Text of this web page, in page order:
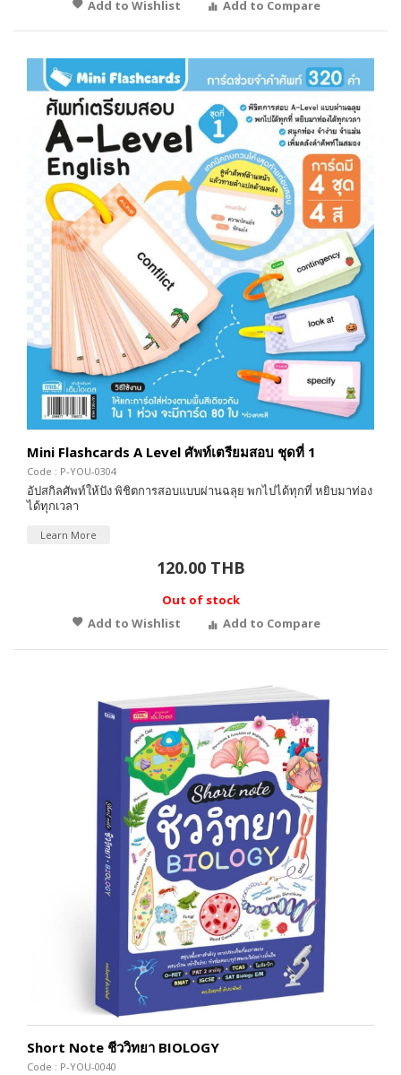
Add to Wishlist Add to Compare
Mini Flashcards A Level ศัพท์เตรียมสอบ ชุดที่ 1
Code : P-YOU-0304
อัปสกิลศัพท์ให้ปัง พิชิตการสอบแบบผ่านฉลุย พกไปได้ทุกที่ หยิบมาท่อง
ได้ทุกเวลา
Learn More
120.00 THB
Out of stock
Add to Wishlist
Add to Compare
Short Note ชีววิทยา BIOLOGY
Code : P-YOU-0040